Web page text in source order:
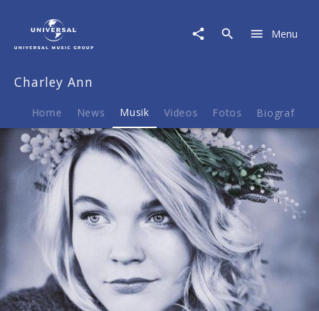
Musik
Menu
Charley Ann
Home News Musik Videos Fotos Biografie